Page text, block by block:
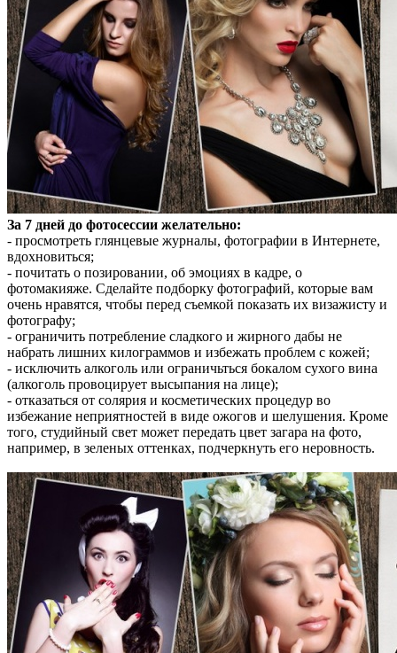
За 7 дней до фотосессии желательно:
- просмотреть глянцевые журналы, фотографии в Интернете,
вдохновиться;
- почитать о позировании, об эмоциях в кадре, о
фотомакияже. Сделайте подборку фотографий, которые вам
очень нравятся, чтобы перед съемкой показать их визажисту и
фотографу;
- ограничить потребление сладкого и жирного дабы не
набрать лишних килограммов и избежать проблем с кожей;
- исключить алкоголь или ограничьться бокалом сухого вина
(алкоголь провоцирует высыпания на лице);
- отказаться от солярия и косметических процедур во
избежание неприятностей в виде ожогов и шелушения. Кроме
того, студийный свет может передать цвет загара на фото,
например, в зеленых оттенках, подчеркнуть его неровность.